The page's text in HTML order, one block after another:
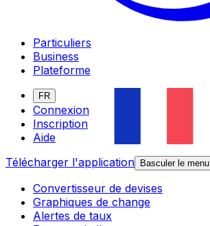
Particuliers
Business
Plateforme
FR
Connexion
Inscription
Aide
Télécharger l'application
Basculer le menu
Convertisseur de devises
Graphiques de change
Alertes de taux